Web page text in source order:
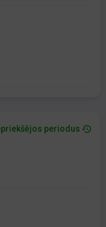
periodus